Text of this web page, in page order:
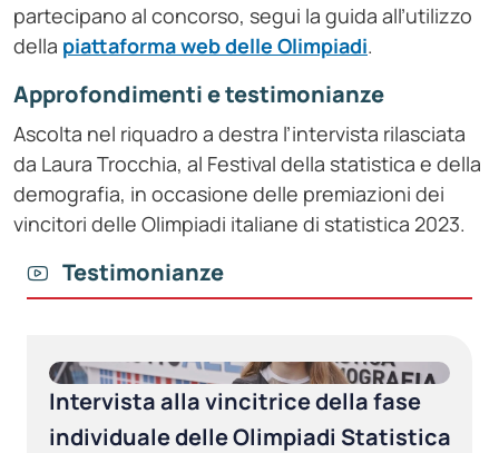
partecipano al concorso, segui la guida all’utilizzo
della piattaforma web delle Olimpiadi.
Approfondimenti e testimonianze
Ascolta nel riquadro a destra l’intervista rilasciata
da Laura Trocchia, al Festival della statistica e della
demografia, in occasione delle premiazioni dei
vincitori delle Olimpiadi italiane di statistica 2023.
Testimonianze
Intervista alla vincitrice della fase
individuale delle Olimpiadi Statistica